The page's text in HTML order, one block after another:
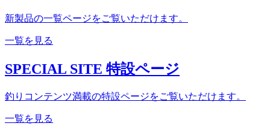
新製品の一覧ページをご覧いただけます。
一覧を見る
SPECIAL SITE 特設ページ
釣りコンテンツ満載の特設ページをご覧いただけます。
一覧を見る